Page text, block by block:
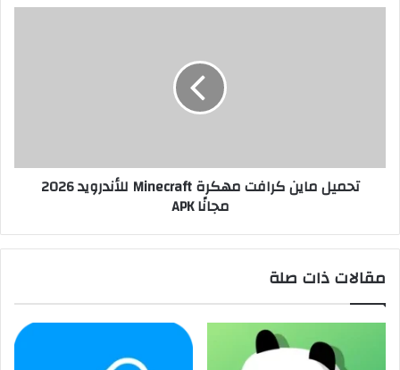
تحميل ماين كرافت مهكرة Minecraft للأندرويد 2026
مجانًا APK
مقالات ذات صلة